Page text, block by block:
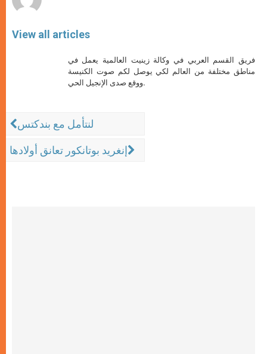
View all articles
فريق القسم العربي في وكالة زينيت العالمية يعمل في
مناطق مختلفة من العالم لكي يوصل لكم صوت الكنيسة
ووقع صدى الإنجيل الحي.
لنتأمل مع بندكتس
إنغريد بوتانكور تعانق أولادها